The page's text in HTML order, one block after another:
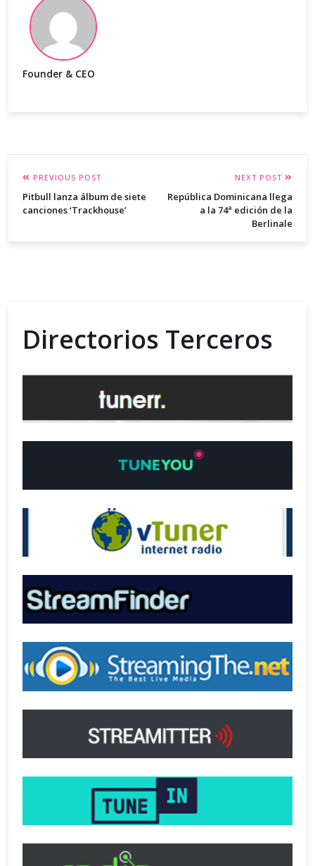
Founder & CEO
PREVIOUS POST
Pitbull lanza álbum de siete
canciones ‘Trackhouse’
NEXT POST
República Dominicana llega
a la 74ª edición de la
Berlinale
Directorios Terceros